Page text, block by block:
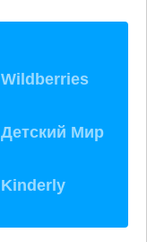
Wildberries
Детский Мир
Kinderly